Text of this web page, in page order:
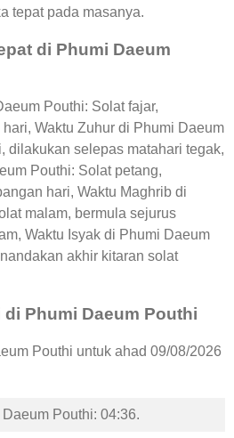
tepat pada masanya.
di Phumi Daeum
Pouthi: Solat fajar,
Waktu Zuhur di Phumi Daeum
dilakukan selepas matahari tegak,
Pouthi: Solat petang,
hari, Waktu Maghrib di
malam, bermula sejurus
Waktu Isyak di Phumi Daeum
akhir kitaran solat
Phumi Daeum Pouthi
Pouthi untuk ahad 09/08/2026
Pouthi: 04:36.